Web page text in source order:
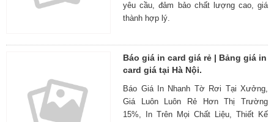
yêu cầu, đảm bảo chất lượng cao, giá
thành hợp lý.
Báo giá in card giá rẻ | Bảng giá in
card giá tại Hà Nội.
Báo Giá In Nhanh Tờ Rơi Tại Xưởng,
Giá Luôn Luôn Rẻ Hơn Thị Trường
15%, In Trên Mọi Chất Liệu, Thiết Kế